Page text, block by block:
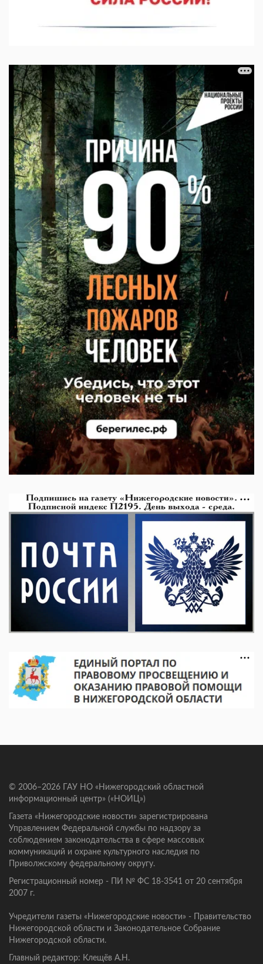
© 2006–2026 ГАУ НО «Нижегородский областной
информационный центр» («НОИЦ»)
Газета «Нижегородские новости» зарегистрирована
Управлением Федеральной службы по надзору за
соблюдением законодательства в сфере массовых
коммуникаций и охране культурного наследия по
Приволжскому федеральному округу.
Регистрационный номер - ПИ № ФС 18-3541 от 20 сентября
2007 г.
Учредители газеты «Нижегородские новости» - Правительство
Нижегородской области и Законодательное Собрание
Нижегородской области.
Главный редактор: Клещёв А.Н.